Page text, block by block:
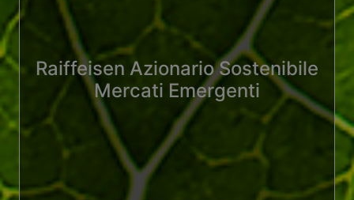
Raiffeisen Azionario Sostenibile
Mercati Emergenti